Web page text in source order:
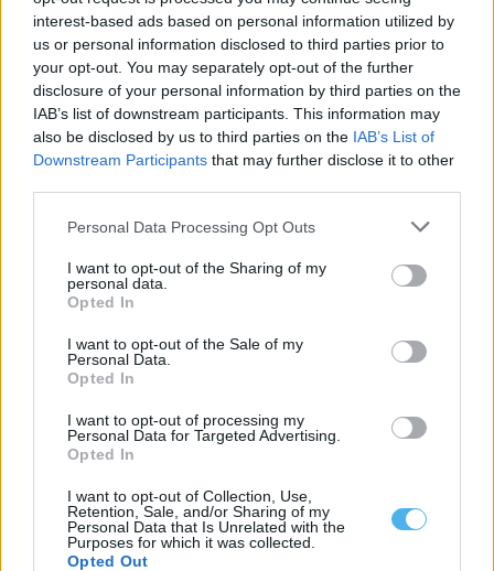
interest-based ads based on personal information utilized by
us or personal information disclosed to third parties prior to
your opt-out. You may separately opt-out of the further
disclosure of your personal information by third parties on the
IAB’s list of downstream participants. This information may
also be disclosed by us to third parties on the IAB’s List of
Downstream Participants that may further disclose it to other
Personal Data Processing Opt Outs
I want to opt-out of the Sharing of my
personal data.
Opted In
I want to opt-out of the Sale of my
Personal Data.
Opted In
I want to opt-out of processing my
Personal Data for Targeted Advertising.
Opted In
I want to opt-out of Collection, Use,
Retention, Sale, and/or Sharing of my
Personal Data that Is Unrelated with the
Purposes for which it was collected.
Opted Out
As árvores do Montado são as protagonistas desta exposição
em Portel
A exposição de pintura «Num Tempo de Regresso», da autoria
de Manuel Casa Branca,...
Noites do Jardim 2026 levam espetáculos a Mourão, Luz e
Granja
As Noites do Jardim regressam em agosto ao concelho de
Mourão, com quatro espetáculos...